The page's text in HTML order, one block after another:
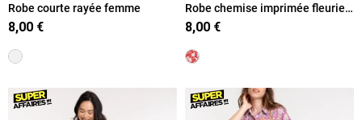
Robe courte rayée femme
8,00 €
Robe chemise imprimée fleurie
femme
8,00 €